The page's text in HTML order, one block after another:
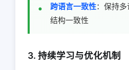
跨语言一致性：保持
结构一致性
3. 持续学习与优化机制